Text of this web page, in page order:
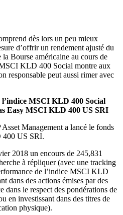
dès lors un peu mieux
d’offrir un rendement ajusté du
Bourse américaine au cours de
KLD 400 Social montre aux
responsable peut aussi rimer avec
MSCI KLD 400 Social
Easy MSCI KLD 400 US SRI
Management a lancé le fonds
400 US SRI.
2018 un encours de 245,831
à répliquer (avec une tracking
de l’indice MSCI KLD
dans des actions émises par des
dans le respect des pondérations de
en investissant dans des titres de
physique).